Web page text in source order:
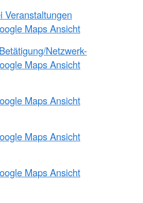
Veranstaltungen
Maps Ansicht
Netzwerk-
Maps Ansicht
Maps Ansicht
Maps Ansicht
Maps Ansicht